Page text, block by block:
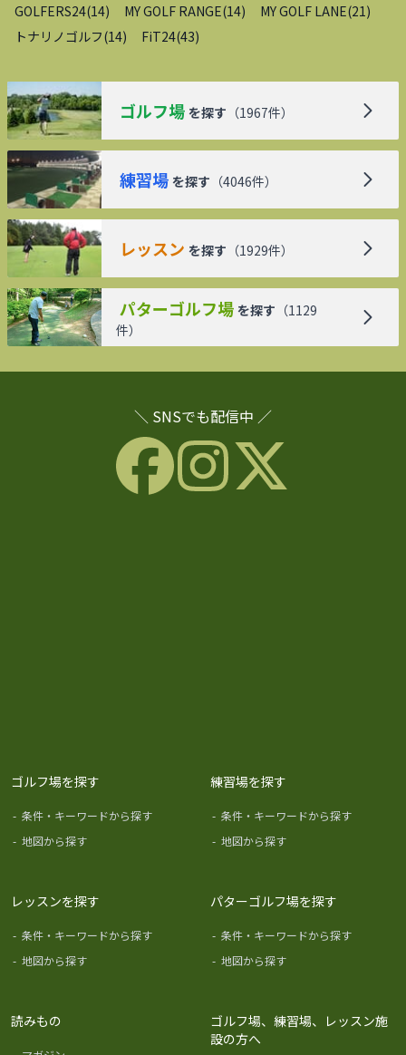
GOLFERS24(14) MY GOLF RANGE(14) MY GOLF LANE(21 )
トナリノゴルフ(14) FiT24(43)
ゴルフ場 を探す （1967件）
練習場 を探す （4046件）
レッスン を探す （1929件）
パターゴルフ場 を探す （1129
件）
＼ SNSでも配信中 ／
ゴルフ場を探す
- 条件・キーワードから探す
- 地図から探す
練習場を探す
- 条件・キーワードから探す
- 地図から探す
レッスンを探す
- 条件・キーワードから探す
- 地図から探す
パターゴルフ場を探す
- 条件・キーワードから探す
- 地図から探す
読みもの
ゴルフ場、練習場、レッスン施
設の方へ